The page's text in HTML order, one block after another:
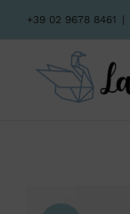
al
contenuto
+39 02 9678 8461